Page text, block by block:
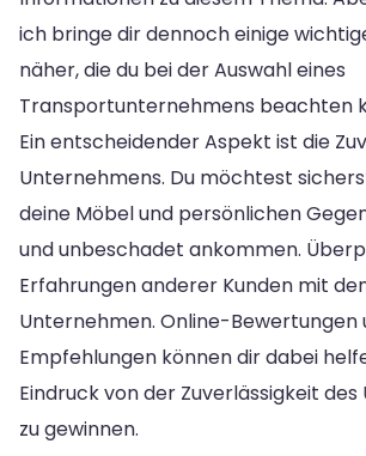
ich bringe dir dennoch einige
näher, die du bei der Auswahl eines
Transportunternehmens beachten
Ein entscheidender Aspekt ist die
Unternehmens. Du möchtest
deine Möbel und persönlichen
und unbeschadet ankommen.
Erfahrungen anderer Kunden mit
Unternehmen. Online-Bewertungen
Empfehlungen können dir dabei
Eindruck von der Zuverlässigkeit
zu gewinnen.